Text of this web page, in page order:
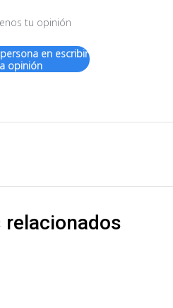
tu opinión
en escribir
opinión